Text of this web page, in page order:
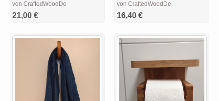
von CraftedWoodDe
21,00 €
von CraftedWoodDe
16,40 €